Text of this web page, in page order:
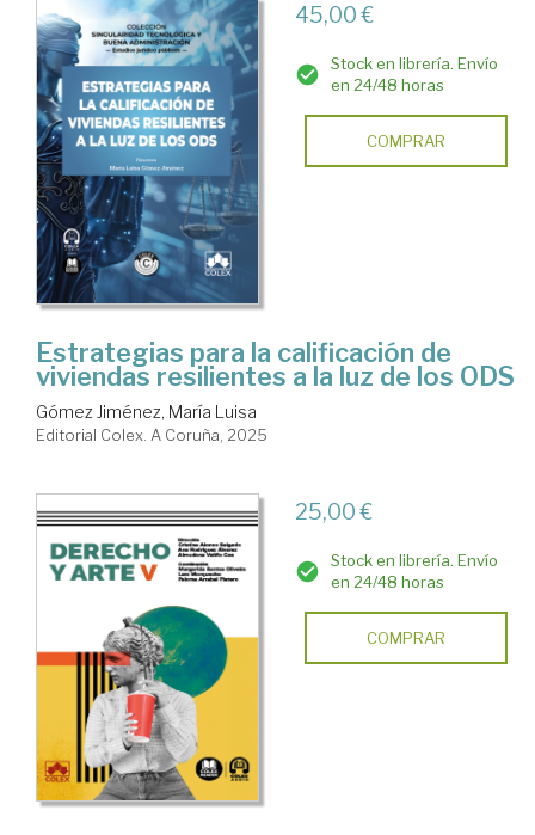
45,00 €
Stock en librería. Envío
en 24/48 horas
COMPRAR
Estrategias para la calificación de
viviendas resilientes a la luz de los ODS
Gómez Jiménez, María Luisa
Editorial Colex. A Coruña, 2025
25,00 €
Stock en librería. Envío
en 24/48 horas
COMPRAR